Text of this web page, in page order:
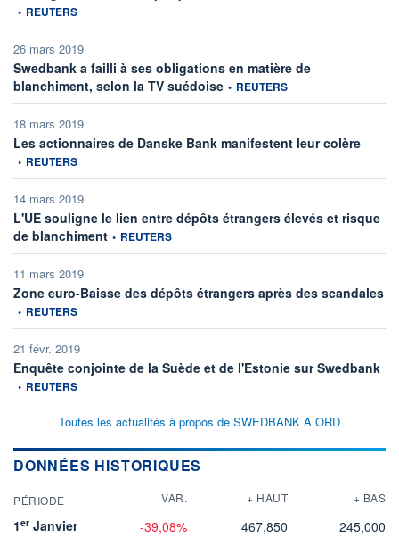
• REUTERS
26 mars 2019
Swedbank a failli à ses obligations en matière de
blanchiment, selon la TV suédoise information fournie par
• REUTERS
18 mars 2019
Les actionnaires de Danske Bank manifestent leur colère
• REUTERS
14 mars 2019
L'UE souligne le lien entre dépôts étrangers élevés et risque
de blanchimentinformation fournie par
• REUTERS
11 mars 2019
Zone euro-Baisse des dépôts étrangers après des scandales
• REUTERS
21 févr. 2019
Enquête conjointe de la Suède et de l'Estonie sur Swedbank
• REUTERS
Toutes les actualités à propos de SWEDBANK A ORD
DONNÉES HISTORIQUES
PÉRIODE VAR. + HAUT + BAS
1er Janvier -39,08% 467,850
245,000